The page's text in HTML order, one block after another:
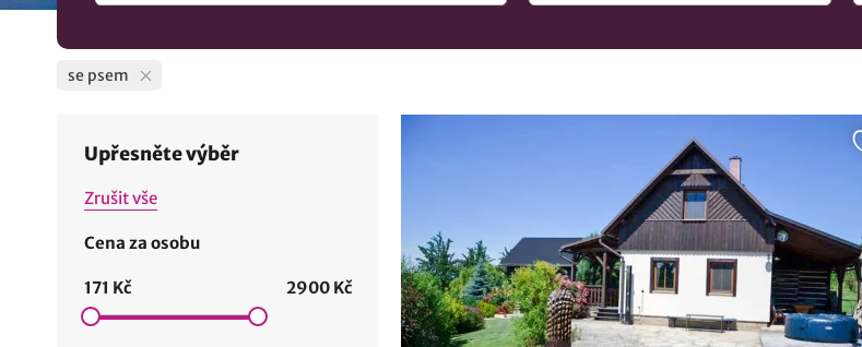
se psem
Upřesněte výběr
Zrušit vše
Cena za osobu
171 Kč 2900 Kč